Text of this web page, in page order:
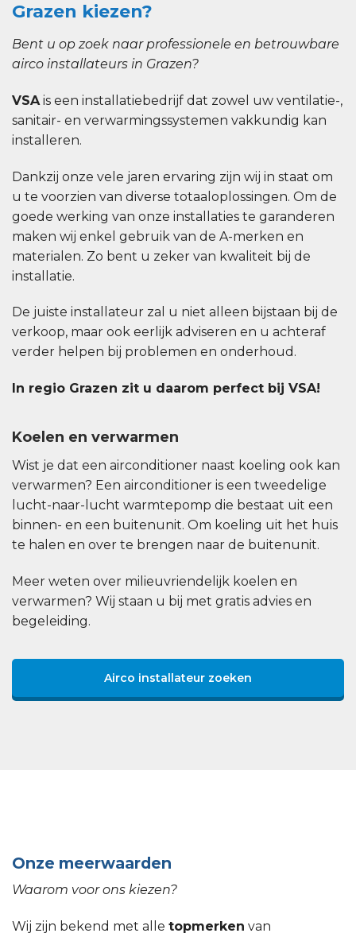
Grazen kiezen?
Bent u op zoek naar professionele en betrouwbare
airco installateurs in Grazen?
VSAis een installatiebedrijf dat zowel uw ventilatie-,
sanitair- en verwarmingssystemen vakkundig kan
installeren.
Dankzij onze vele jaren ervaring zijn wij in staat om
u te voorzien van diverse totaaloplossingen. Om de
goede werking van onze installaties te garanderen
maken wij enkel gebruik van de A-merken en
materialen. Zo bent u zeker van kwaliteit bij de
installatie.
De juiste installateur zal u niet alleen bijstaan bij de
verkoop, maar ook eerlijk adviseren en u achteraf
verder helpen bij problemen en onderhoud.
In regio Grazen zit u daarom perfect bij VSA!
Koelen en verwarmen
Wist je dat een airconditioner naast koeling ook kan
verwarmen? Een airconditioner is een tweedelige
lucht-naar-lucht warmtepomp die bestaat uit een
binnen- en een buitenunit. Om koeling uit het huis
te halen en over te brengen naar de buitenunit.
Meer weten over milieuvriendelijk koelen en
verwarmen? Wij staan u bij met gratis advies en
begeleiding.
Airco installateur zoeken
Onze meerwaarden
Waarom voor ons kiezen?
Wij zijn bekend met alle topmerken van